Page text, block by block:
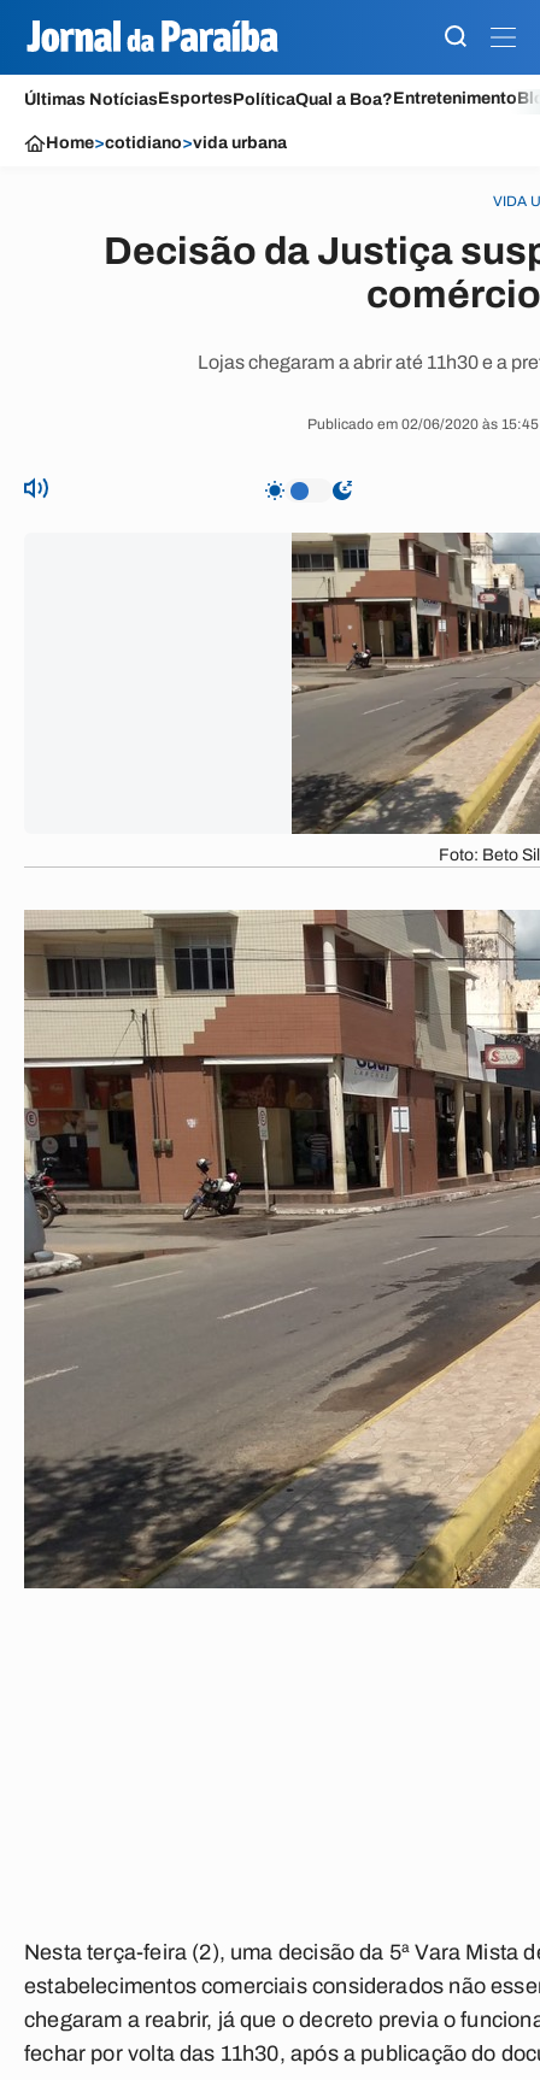
Últimas NotíciasEsportesPolíticaQual a Boa?Entretenimento
Home>cotidiano>vida urbana
VIDA
Decisão da Justiça
Lojas chegaram a abrir até 11h30 e a
Publicado em 02/06/2020 às
Foto: Beto
Nesta terça-feira (2), uma decisão da 5ª Vara Mista
estabelecimentos comerciais considerados não
chegaram a reabrir, já que o decreto previa o
fechar por volta das 11h30, após a publicação do